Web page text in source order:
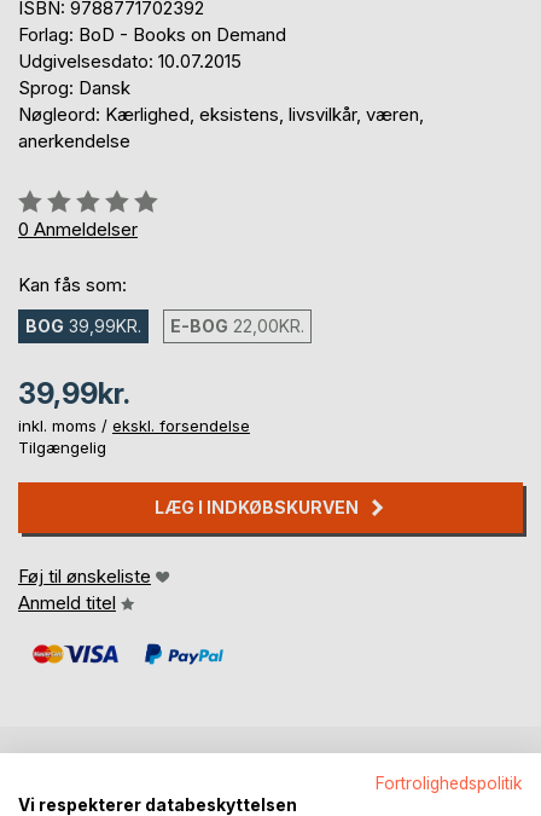
ISBN: 9788771702392
Forlag: BoD - Books on Demand
Udgivelsesdato: 10.07.2015
Sprog: Dansk
Nøgleord: Kærlighed, eksistens, livsvilkår, væren,
anerkendelse
Anmeldelse::
0%
0 Anmeldelser
Kan fås som:
BOG 39,99KR. E-BOG 22,00KR.
39,99kr.
inkl. moms / ekskl. forsendelse
Tilgængelig
LÆG I INDKØBSKURVEN
Føj til ønskeliste
Anmeld titel
Fortrolighedspolitik
Vi respekterer databeskyttelsen